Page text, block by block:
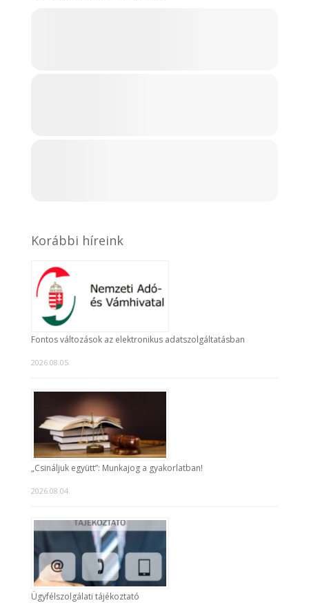
Korábbi híreink
Fontos változások az elektronikus adatszolgáltatásban
2026.08.05.
„Csináljuk együtt”: Munkajog a gyakorlatban!
2026.08.04.
Ügyfélszolgálati tájékoztató